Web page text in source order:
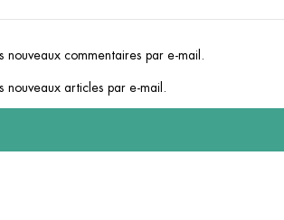
nouveaux commentaires par e-mail.
nouveaux articles par e-mail.